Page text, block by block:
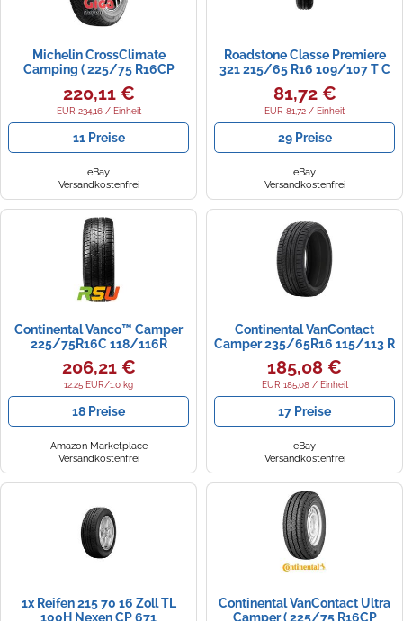
Michelin CrossClimate
Camping ( 225/75 R16CP
116/114R 8PR )
220,11 €
EUR 234,16 / Einheit
11 Preise
eBay
Versandkostenfrei
Roadstone Classe Premiere
321 215/65 R16 109/107 T C
81,72 €
EUR 81,72 / Einheit
29 Preise
eBay
Versandkostenfrei
Continental Vanco™ Camper
225/75R16C 118/116R
206,21 €
12.25 EUR/1.0 kg
18 Preise
Amazon Marketplace
Versandkostenfrei
Continental VanContact
Camper 235/65R16 115/113 R
185,08 €
EUR 185,08 / Einheit
17 Preise
eBay
Versandkostenfrei
1x Reifen 215 70 16 Zoll TL
100H Nexen CP 671
Continental VanContact Ultra
Camper ( 225/75 R16CP